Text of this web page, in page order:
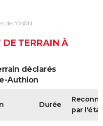
de l'ONRN
DE TERRAIN À
déclarés
Authion
Durée
par l'état